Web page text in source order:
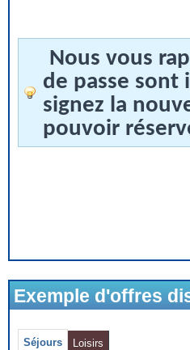
Nous vous
de passe sont
signez la
pouvoir
Exemple d'offres
Séjours Loisirs